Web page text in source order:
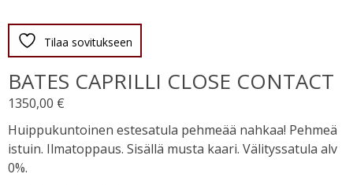
Tilaa sovitukseen
BATES CAPRILLI CLOSE CONTACT
1350,00 €
Huippukuntoinen estesatula pehmeää nahkaa! Pehmeä
istuin. Ilmatoppaus. Sisällä musta kaari. Välityssatula alv
0%.